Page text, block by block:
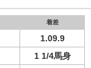
着差
1.09.9
1 1/4馬身